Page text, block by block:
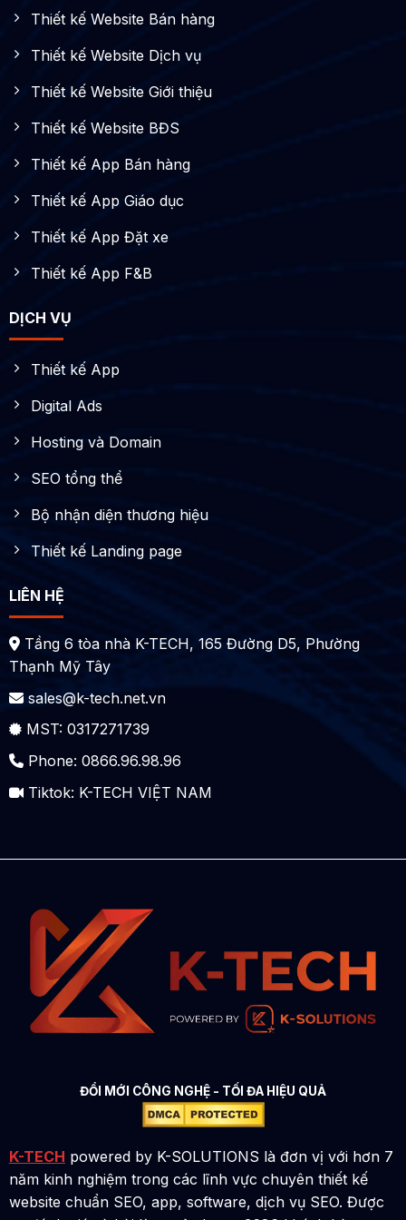
cách giải quyết tốt nhất với những sự cố xảy ra ngoài ý
online.
Website: https://fado.vn/
Thiết kế Website Bán hàng
Thiết kế Website Dịch vụ
Thiết kế Website Giới thiệu
Thiết kế Website BĐS
Thiết kế App Bán hàng
Thiết kế App Giáo dục
Thiết kế App Đặt xe
Thiết kế App F&B
DỊCH VỤ
Thiết kế App
Digital Ads
Hosting và Domain
SEO tổng thể
Bộ nhận diện thương hiệu
Thiết kế Landing page
LIÊN HỆ
Tầng 6 tòa nhà K-TECH, 165 Đường D5, Phường
Thạnh Mỹ Tây
sales@k-tech.net.vn
MST: 0317271739
Phone: 0866.96.98.96
Tiktok: K-TECH VIỆT NAM
ĐỔI MỚI CÔNG NGHỆ - TỐI ĐA HIỆU QUẢ
K-TECH powered by K-SOLUTIONS là đơn vị với hơn 7
năm kinh nghiệm trong các lĩnh vực chuyên thiết kế
website chuẩn SEO, app, software, dịch vụ SEO. Được